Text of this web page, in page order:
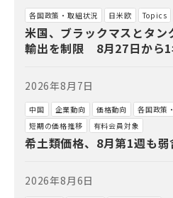
各国政策・取組状況 日米欧 Topics
米国、ブラックマスとタン
輸出を制限 8月27日から1
2026年8月7日
中国 企業動向 価格動向 各国政策
短期の価格推移
有料会員対象
希土類価格、8月第1週も
2026年8月6日